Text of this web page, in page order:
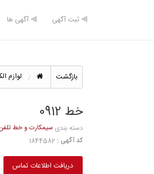
⫸ ثبت آگهی ⫸ آگهی ها
بازگشت لوازم
خط 0912
دسته بندی سیمکارت و خط
کد آگهی : 1844582
دریافت اطلاعات تماس